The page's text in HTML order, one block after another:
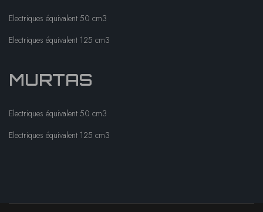
Electriques équivalent 50 cm3
Electriques équivalent 125 cm3
MURTAS
Electriques équivalent 50 cm3
Electriques équivalent 125 cm3